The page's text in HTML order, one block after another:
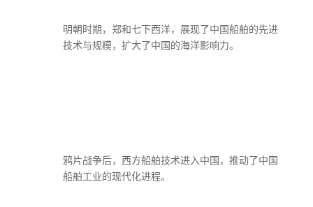
明朝时期，郑和七下西洋，展现了中国船舶的先进
技术与规模，扩大了中国的海洋影响力。
鸦片战争后，西方船舶技术进入中国，推动了中国
船舶工业的现代化进程。